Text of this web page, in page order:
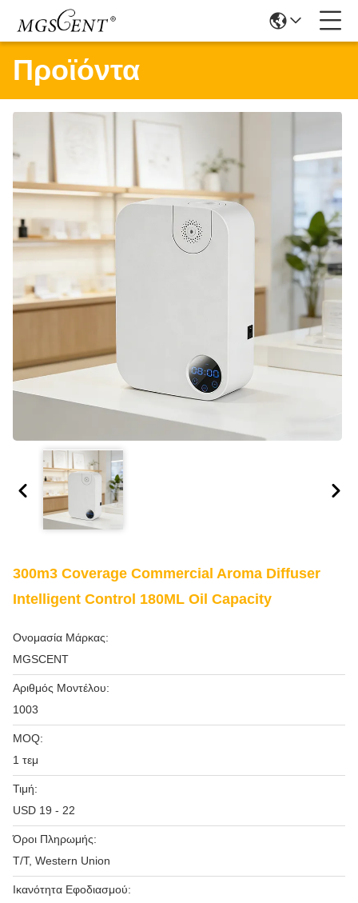
Προϊόντα
300m3 Coverage Commercial Aroma Diffuser
Intelligent Control 180ML Oil Capacity
Ονομασία Μάρκας:
MGSCENT
Αριθμός Μοντέλου:
1003
MOQ:
1 τεμ
Τιμή:
USD 19 - 22
Όροι Πληρωμής:
T/T, Western Union
Ικανότητα Εφοδιασμού: